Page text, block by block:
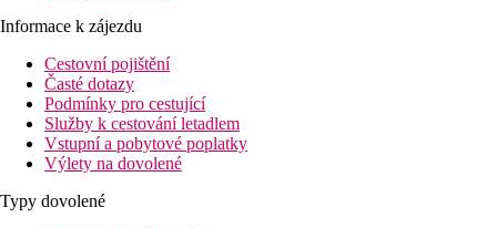
Informace k zájezdu
Cestovní pojištění
Časté dotazy
Podmínky pro cestující
Služby k cestování letadlem
Vstupní a pobytové poplatky
Výlety na dovolené
Typy dovolené